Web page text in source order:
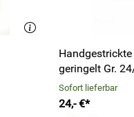
geringelt Gr.
Sofort lieferbar
24,- €*